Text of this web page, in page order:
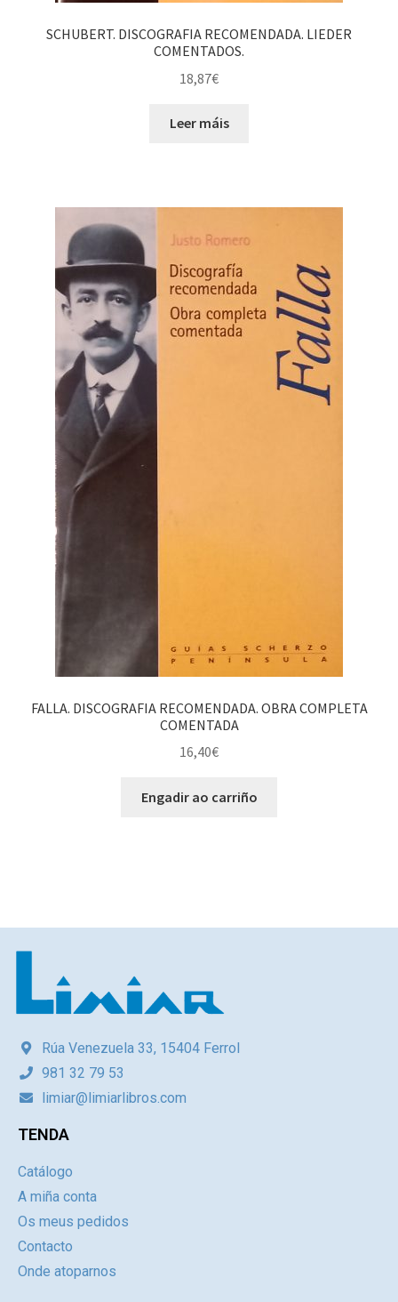
SCHUBERT. DISCOGRAFIA RECOMENDADA. LIEDER
COMENTADOS.
18,87€
Leer máis
FALLA. DISCOGRAFIA RECOMENDADA. OBRA COMPLETA
COMENTADA
16,40€
Engadir ao carriño
Rúa Venezuela 33, 15404 Ferrol
981 32 79 53
limiar@limiarlibros.com
TENDA
Catálogo
A miña conta
Os meus pedidos
Contacto
Onde atoparnos